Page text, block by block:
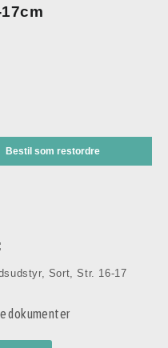
Bestil som restordre
, Sort,Str. 16-17
dokumenter